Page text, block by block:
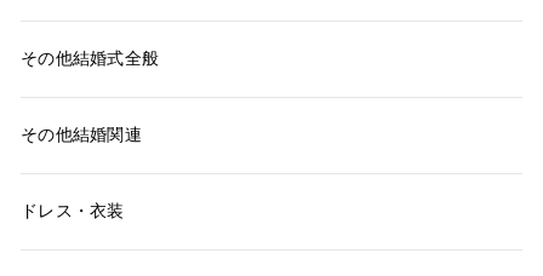
その他結婚式全般
その他結婚関連
ドレス・衣装